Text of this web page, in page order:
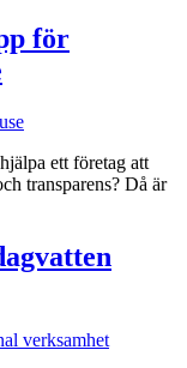
för
ett företag att
transparens? Då är